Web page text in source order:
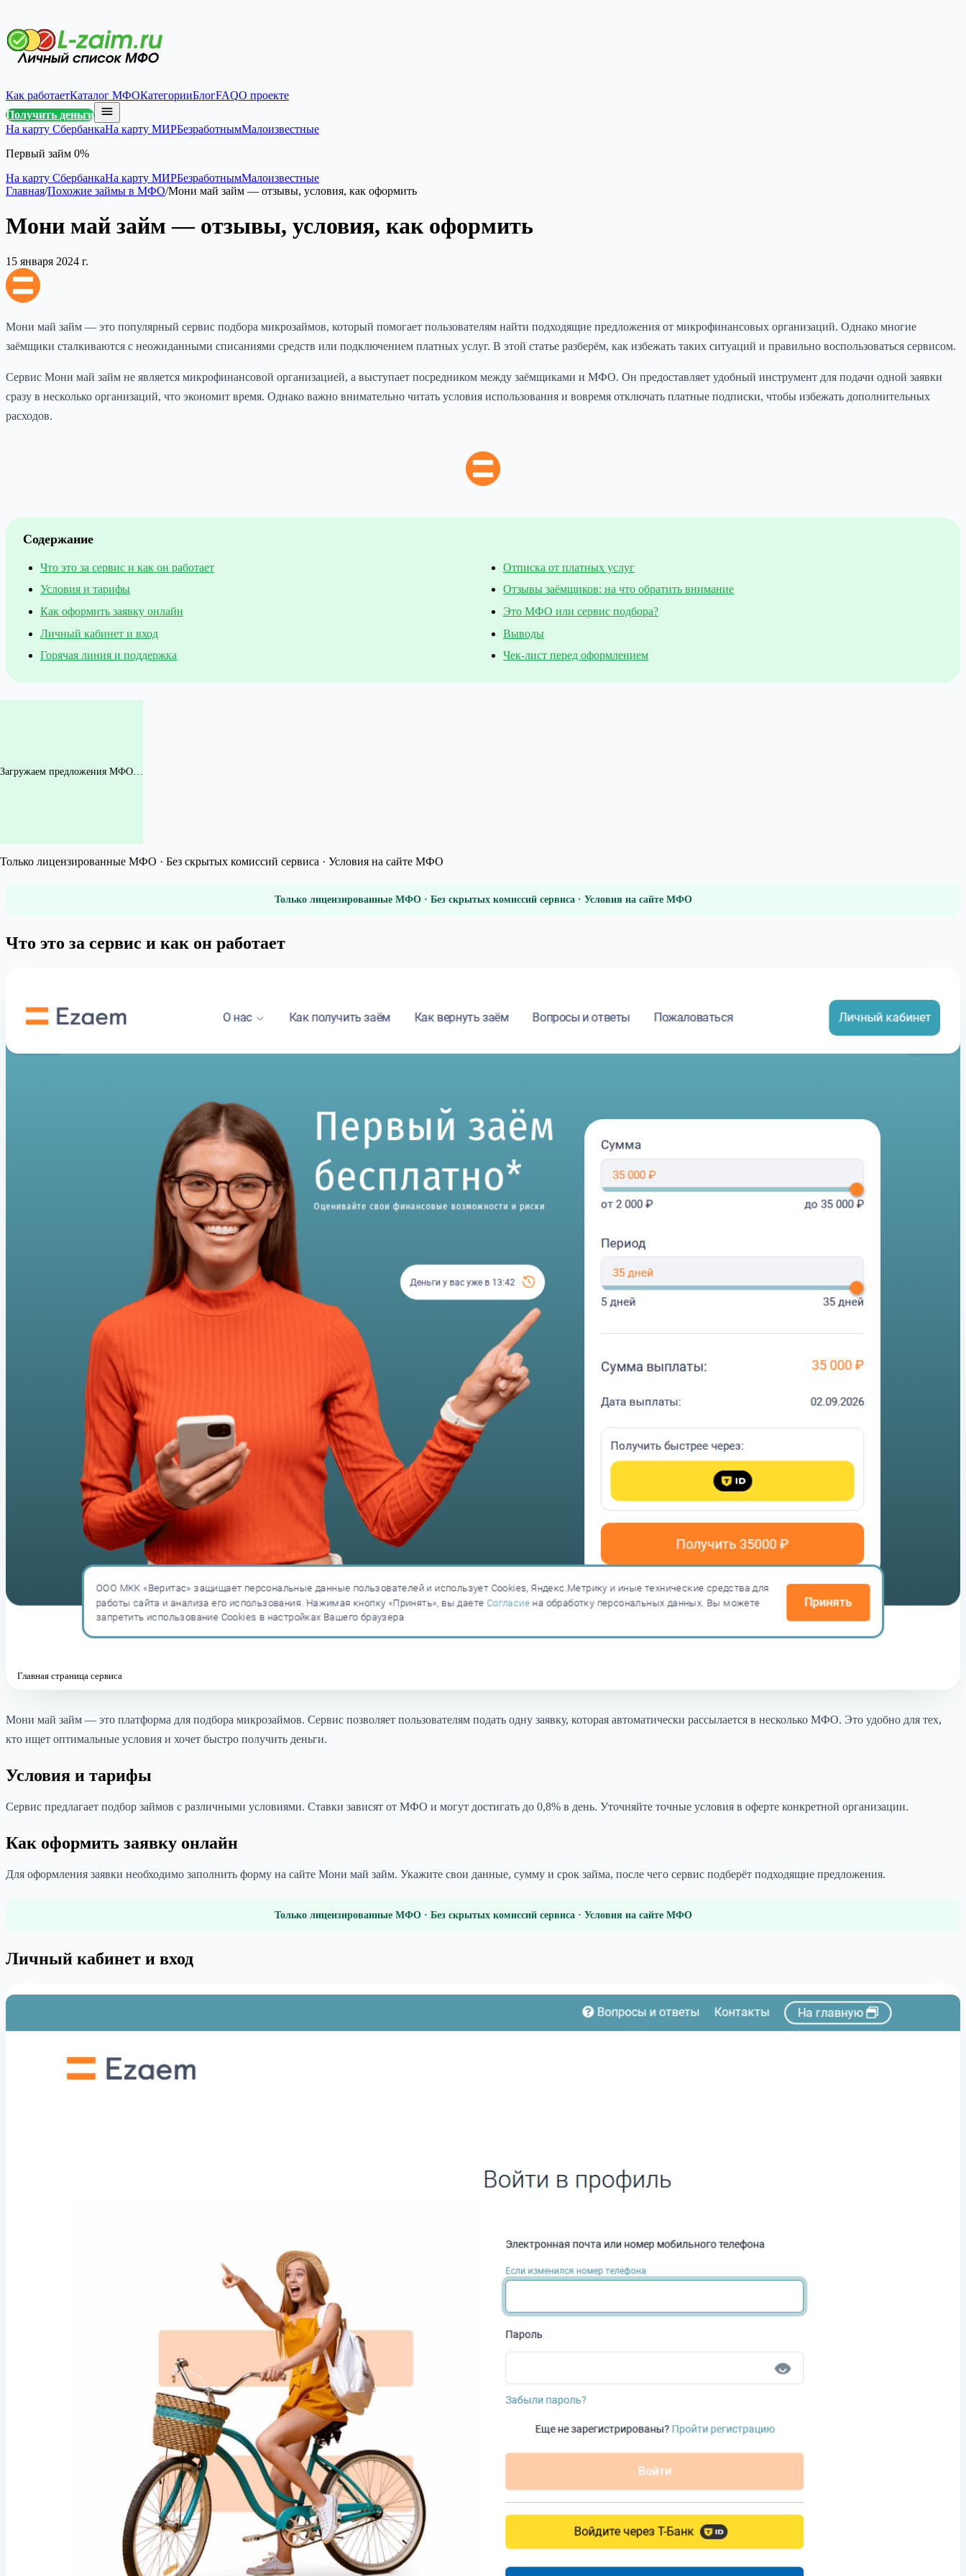
Как работаетКаталог МФОКатегорииБлогFAQО проекте
Получить деньги
На карту СбербанкаНа карту МИРБезработнымМалоизвестные
Первый займ 0%
На карту СбербанкаНа карту МИРБезработнымМалоизвестные
Главная/Похожие займы в МФО/Мони май займ — отзывы, условия, как оформить
Мони май займ — отзывы, условия, как оформить
15 января 2024 г.
Мони май займ — это популярный сервис подбора микрозаймов, который помогает пользователям найти подходящие предложения от микрофинансовых организаций. Однако многие
заёмщики сталкиваются с неожиданными списаниями средств или подключением платных услуг. В этой статье разберём, как избежать таких ситуаций и правильно воспользоваться сервисом.
Сервис Мони май займ не является микрофинансовой организацией, а выступает посредником между заёмщиками и МФО. Он предоставляет удобный инструмент для подачи одной заявки
сразу в несколько организаций, что экономит время. Однако важно внимательно читать условия использования и вовремя отключать платные подписки, чтобы избежать дополнительных
расходов.
Содержание
Что это за сервис и как он работает
Условия и тарифы
Как оформить заявку онлайн
Личный кабинет и вход
Горячая линия и поддержка
Отписка от платных услуг
Отзывы заёмщиков: на что обратить внимание
Это МФО или сервис подбора?
Выводы
Чек-лист перед оформлением
Загружаем предложения МФО…
Только лицензированные МФО · Без скрытых комиссий сервиса · Условия на сайте МФО
Только лицензированные МФО · Без скрытых комиссий сервиса · Условия на сайте МФО
Что это за сервис и как он работает
Главная страница сервиса
Мони май займ — это платформа для подбора микрозаймов. Сервис позволяет пользователям подать одну заявку, которая автоматически рассылается в несколько МФО. Это удобно для тех,
кто ищет оптимальные условия и хочет быстро получить деньги.
Условия и тарифы
Сервис предлагает подбор займов с различными условиями. Ставки зависят от МФО и могут достигать до 0,8% в день. Уточняйте точные условия в оферте конкретной организации.
Как оформить заявку онлайн
Для оформления заявки необходимо заполнить форму на сайте Мони май займ. Укажите свои данные, сумму и срок займа, после чего сервис подберёт подходящие предложения.
Только лицензированные МФО · Без скрытых комиссий сервиса · Условия на сайте МФО
Личный кабинет и вход